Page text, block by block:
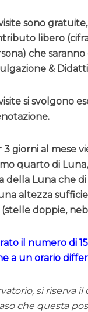
sono
libero
che
&
si svolgono
3 giorni al mese
quarto di
della Luna che
altezza
doppie,
il numero di
a un orario
si riserva
che questa